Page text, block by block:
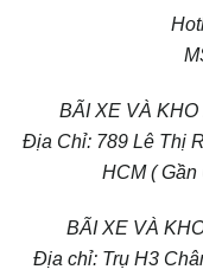
BÃI XE VÀ
Địa Chỉ: 789 Lê Thị
HCM ( Gần
BÃI XE VÀ
Địa chỉ: Trụ H3